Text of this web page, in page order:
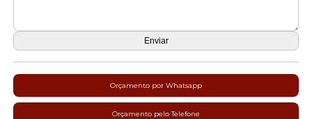
Orçamento por Whatsapp
Orçamento pelo Telefone